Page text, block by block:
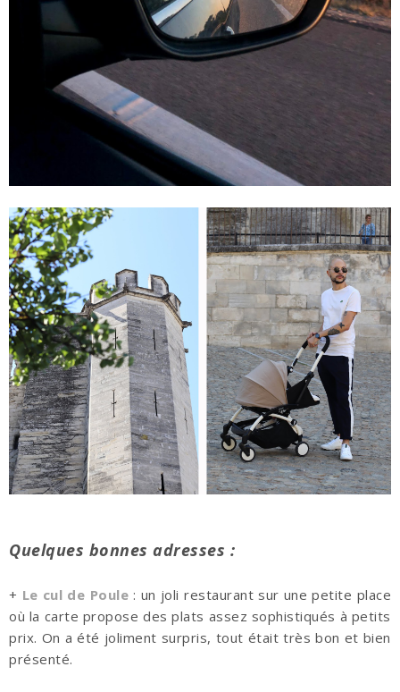
Quelques bonnes adresses :
+ Le cul de Poule : un joli restaurant sur une petite place
où la carte propose des plats assez sophistiqués à petits
prix. On a été joliment surpris, tout était très bon et bien
présenté.